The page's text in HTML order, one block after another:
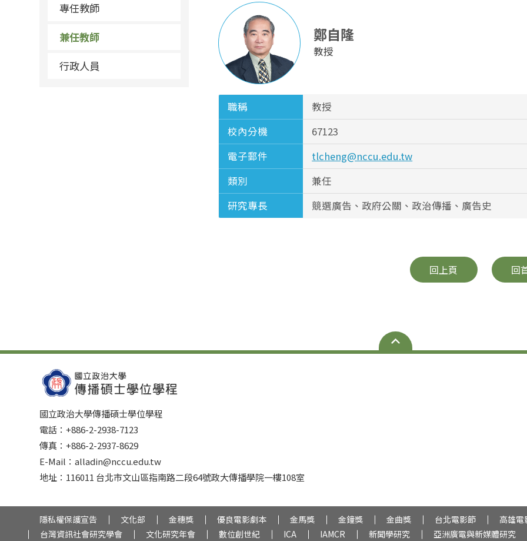
專任教師
兼任教師
行政人員
鄭自隆
教授
職稱
教授
校內分機
67123
電子郵件
tlcheng@nccu.edu.tw
類別
兼任
研究專長
競選廣告、政府公關、政治傳播、廣告史
回上頁 回
國立政治大學傳播碩士學位學程
電話：+886-2-2938-7123
傳真：+886-2-2937-8629
E-Mail：alladin@nccu.edu.tw
地址：116011 台北市文山區指南路二段64號政大傳播學院一樓108室
隱私權保護宣告 文化部 金穗獎 優良電影劇本 金馬獎 金鐘獎 金曲獎 台北電影節
高雄電
台灣資訊社會研究學會
文化研究年會 數位創世紀 ICA IAMCR 新聞學研究 亞洲廣電與新媒體研究